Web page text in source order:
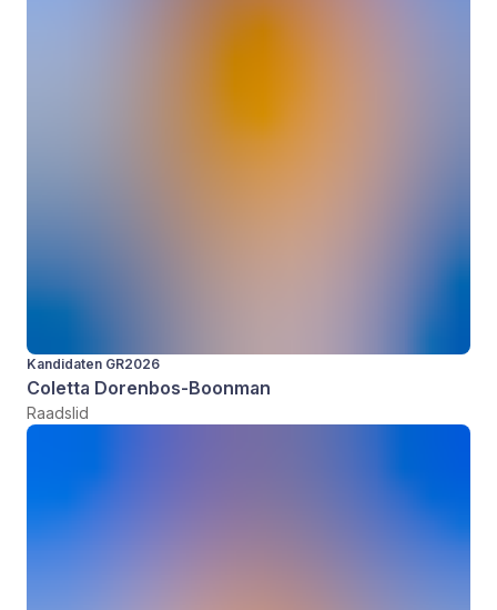
Kandidaten GR2026
Coletta Dorenbos-Boonman
Raadslid